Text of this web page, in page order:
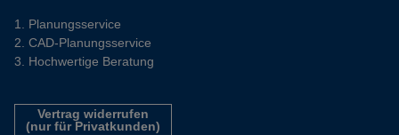
Planungsservice
CAD-Planungsservice
Hochwertige Beratung
Vertrag widerrufen
(nur für Privatkunden)